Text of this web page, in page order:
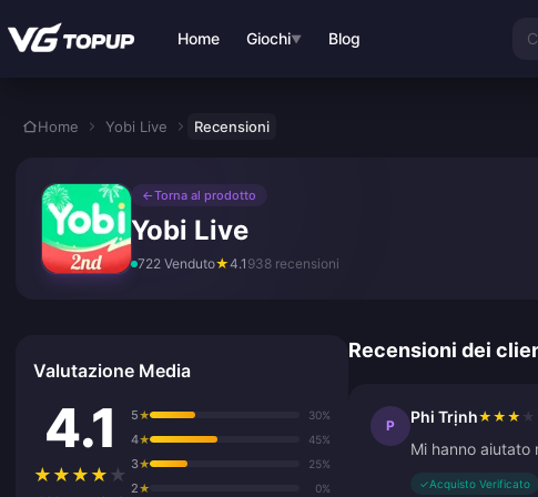
Home Giochi▼ Blog
Home Yobi Live Recensioni
←Torna al prodotto
Yobi Live
722 Venduto★4.1 938 recensioni
Valutazione Media
4.1
★ ★ ★ ★ ★
5★ 30%
4★ 45%
3★ 25%
2★ 0%
Recensioni dei
P Phi Trịnh★ ★ ★
Mi hanno
✓Acquisto Verificato